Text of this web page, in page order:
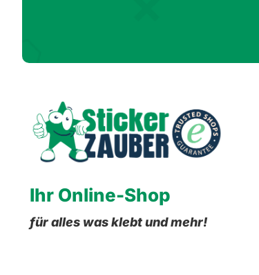
Ihr Online-Shop
für alles was klebt und mehr!